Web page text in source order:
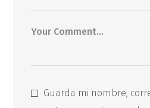
Guarda mi nombre,